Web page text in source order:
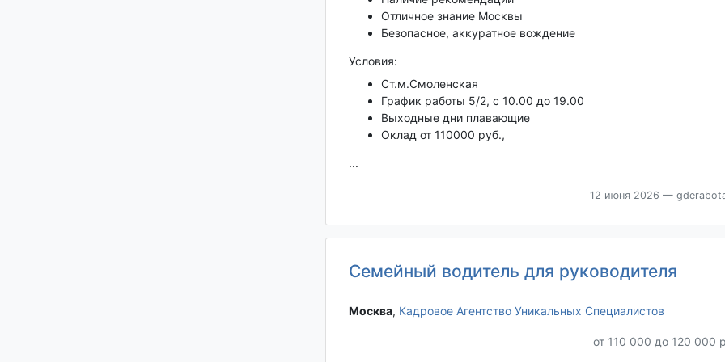
Отличное знание Москвы
Безопасное, аккуратное вождение
Условия:
Ст.м.Смоленская
График работы 5/2, с 10.00 до 19.00
Выходные дни плавающие
Оклад от 110000 руб.,
...
12 июня 2026 —
Семейный водитель для руководителя
Москва‎, Кадровое Агентство Уникальных Специалистов
от 110 000 до 120 000